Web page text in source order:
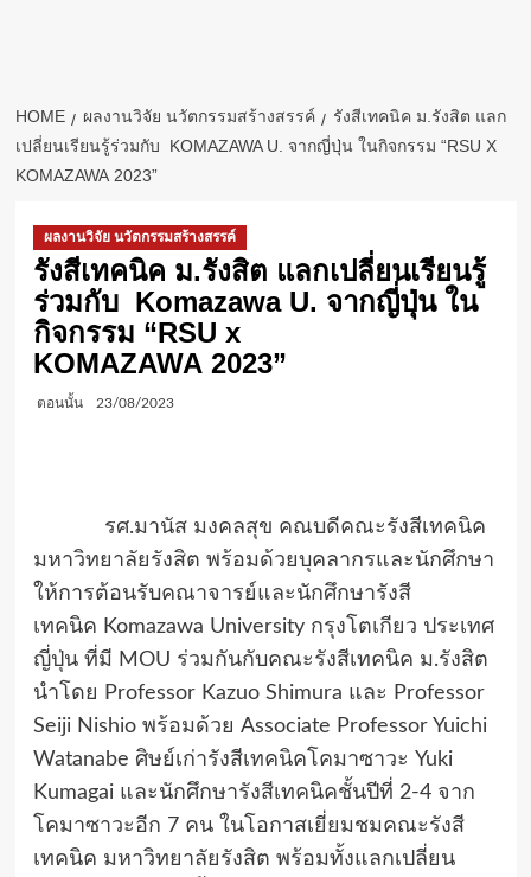
HOME ผลงานวิจัย นวัตกรรมสร้างสรรค์
รังสีเทคนิค ม.รังสิต แลก
เปลี่ยนเรียนรู้ร่วมกับ KOMAZAWA U. จากญี่ปุ่น ในกิจกรรม “RSU X
KOMAZAWA 2023”
ผลงานวิจัย นวัตกรรมสร้างสรรค์
รังสีเทคนิค ม.รังสิต แลกเปลี่ยนเรียนรู้
ร่วมกับ Komazawa U. จากญี่ปุ่น ใน
กิจกรรม “RSU x
KOMAZAWA 2023”
ตอนนั้น 23/08/2023
รศ.มานัส มงคลสุข คณบดีคณะรังสีเทคนิค
มหาวิทยาลัยรังสิต พร้อมด้วยบุคลากรและนักศึกษา
ให้การต้อนรับคณาจารย์และนักศึกษารังสี
เทคนิค Komazawa University กรุงโตเกียว ประเทศ
ญี่ปุ่น ที่มี MOU ร่วมกันกับคณะรังสีเทคนิค ม.รังสิต
นำโดย Professor Kazuo Shimura และ Professor
Seiji Nishio พร้อมด้วย Associate Professor Yuichi
Watanabe ศิษย์เก่ารังสีเทคนิคโคมาซาวะ Yuki
Kumagai และนักศึกษารังสีเทคนิคชั้นปีที่ 2-4 จาก
โคมาซาวะอีก 7 คน ในโอกาสเยี่ยมชมคณะรังสี
เทคนิค มหาวิทยาลัยรังสิต พร้อมทั้งแลกเปลี่ยน